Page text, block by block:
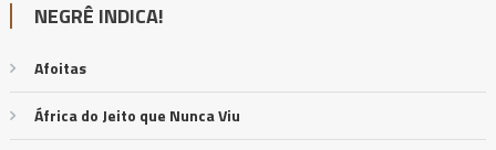
NEGRÊ INDICA!
Afoitas
África do Jeito que Nunca Viu